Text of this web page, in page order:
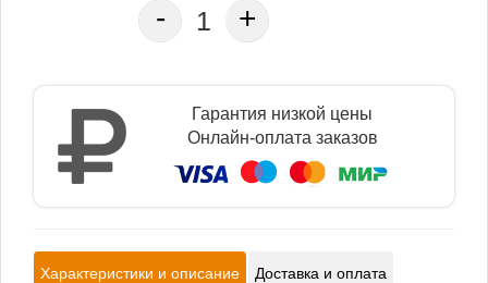
- +
Гарантия низкой цены
Онлайн-оплата заказов
Характеристики и описание Доставка и оплата